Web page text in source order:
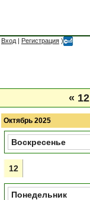
Вход | Регистрация )
«
Октябрь 2025
Воскресенье
12
Понедельник